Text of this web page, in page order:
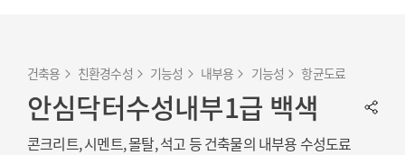
건축용 친환경수성 기능성 내부용 기능성 항균도료
안심닥터수성내부1급 백색
콘크리트, 시멘트, 몰탈, 석고 등 건축물의 내부용 수성도료